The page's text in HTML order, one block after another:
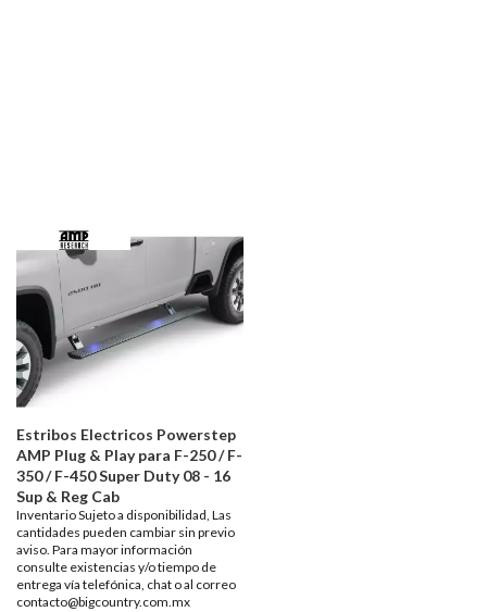
Estribos Electricos Powerstep
AMP Plug & Play para F-250 / F-
350 / F-450 Super Duty 08 - 16
Sup & Reg Cab
Inventario Sujeto a disponibilidad, Las
cantidades pueden cambiar sin previo
aviso. Para mayor información
consulte existencias y/o tiempo de
entrega vía telefónica, chat o al correo
contacto@bigcountry.com.mx